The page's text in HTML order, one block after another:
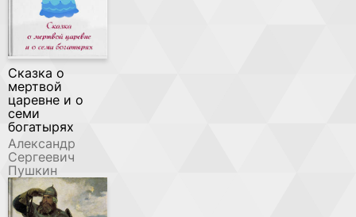
Сказка о
мертвой
царевне и о
семи
богатырях
Александр
Сергеевич
Пушкин